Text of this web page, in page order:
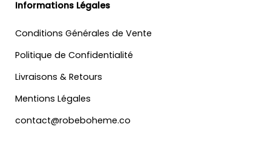
Informations Légales
Conditions Générales de Vente
Politique de Confidentialité
Livraisons & Retours
Mentions Légales
contact@robeboheme.co